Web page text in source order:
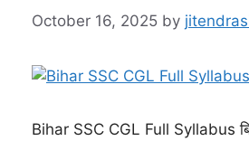
October 16, 2025 by
Bihar SSC CGL Full Syllabus